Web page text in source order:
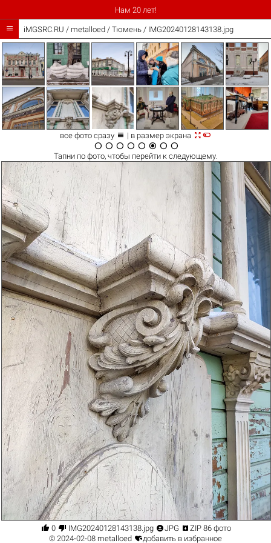
Нам 20 лет!
 iMGSRC.RU / metalloed/ Тюмень / IMG20240128143138.jpg
все фото сразу  | в размер экрана 
       
Тапни по фото, чтобы перейти к следующему.
 0  IMG20240128143138.jpg JPG  ZIP 86 фото
© 2024-02-08 metalloed добавить в избранное